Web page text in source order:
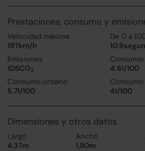
Prestaciones, consumo y
Velocidad máxima
197km/h
De 0 a
Emisiones
105CO2
4.6l/100
Consumo urbano
5.7l/100
4l/100
Dimensiones y otros datos
Largo
4,37m
Ancho
1,80m